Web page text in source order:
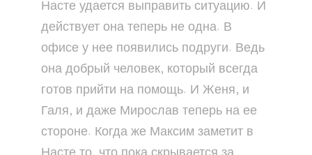
Насте удается выправить ситуацию. И
действует она теперь не одна. В
офисе у нее появились подруги. Ведь
она добрый человек, который всегда
готов прийти на помощь. И Женя, и
Галя, и даже Мирослав теперь на ее
стороне. Когда же Максим заметит в